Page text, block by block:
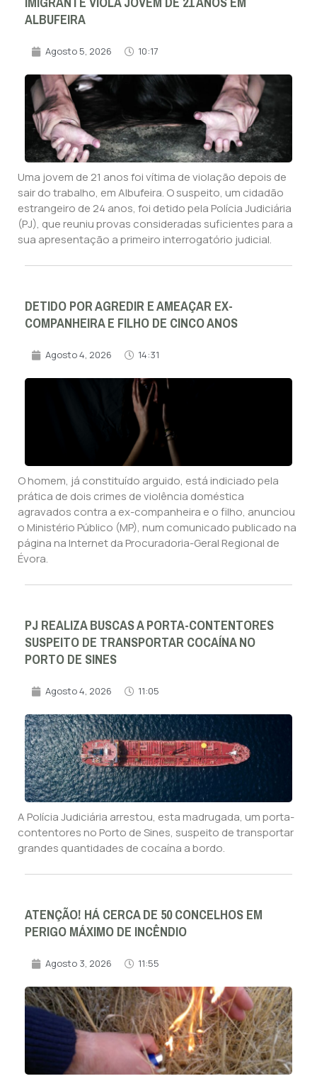
ALBUFEIRA
Agosto 5, 2026 10:17
Uma jovem de 21 anos foi vítima de violação depois de
sair do trabalho, em Albufeira. O suspeito, um cidadão
estrangeiro de 24 anos, foi detido pela Polícia Judiciária
(PJ), que reuniu provas consideradas suficientes para a
sua apresentação a primeiro interrogatório judicial.
DETIDO POR AGREDIR E AMEAÇAR EX-
COMPANHEIRA E FILHO DE CINCO ANOS
Agosto 4, 2026 14:31
O homem, já constituído arguido, está indiciado pela
prática de dois crimes de violência doméstica
agravados contra a ex-companheira e o filho, anunciou
o Ministério Público (MP), num comunicado publicado na
página na Internet da Procuradoria-Geral Regional de
Évora.
PJ REALIZA BUSCAS A PORTA-CONTENTORES
SUSPEITO DE TRANSPORTAR COCAÍNA NO
PORTO DE SINES
Agosto 4, 2026 11:05
A Polícia Judiciária arrestou, esta madrugada, um porta-
contentores no Porto de Sines, suspeito de transportar
grandes quantidades de cocaína a bordo.
ATENÇÃO! HÁ CERCA DE 50 CONCELHOS EM
PERIGO MÁXIMO DE INCÊNDIO
Agosto 3, 2026 11:55